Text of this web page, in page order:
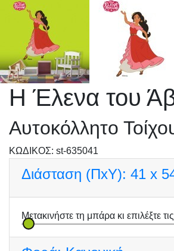
Η Έλενα του
Αυτοκόλλητο
KΩΔΙΚΟΣ: st-635041
Διάσταση (ΠxΥ): 41 x
Μετακινήστε τη μπάρα κι επιλέξτε